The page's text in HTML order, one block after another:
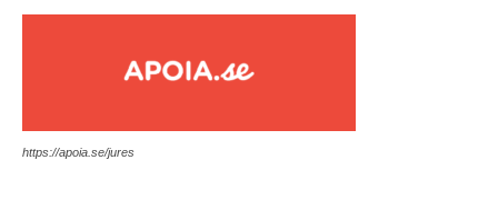
https://apoia.se/jures